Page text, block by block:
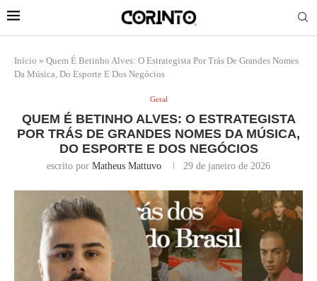
Início » Quem É Betinho Alves: O Estrategista Por Trás De Grandes Nomes
Da Música, Do Esporte E Dos Negócios
Geral
QUEM É BETINHO ALVES: O ESTRATEGISTA
POR TRÁS DE GRANDES NOMES DA MÚSICA,
DO ESPORTE E DOS NEGÓCIOS
escrito por Matheus Mattuvo 29 de janeiro de 2026